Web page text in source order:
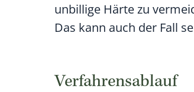
unbillige Härte zu
Das kann auch der Fall
Verfahrensablauf